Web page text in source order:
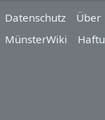
Datenschutz
Über
MünsterWiki